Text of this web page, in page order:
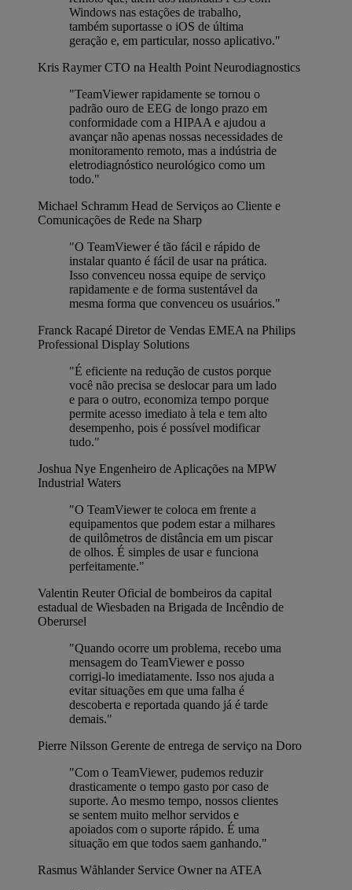
Windows nas estações de trabalho,
também suportasse o iOS de última
geração e, em particular, nosso aplicativo."
Kris Raymer CTO na Health Point Neurodiagnostics
"TeamViewer rapidamente se tornou o
padrão ouro de EEG de longo prazo em
conformidade com a HIPAA e ajudou a
avançar não apenas nossas necessidades de
monitoramento remoto, mas a indústria de
eletrodiagnóstico neurológico como um
todo."
Michael Schramm Head de Serviços ao Cliente e
Comunicações de Rede na Sharp
"O TeamViewer é tão fácil e rápido de
instalar quanto é fácil de usar na prática.
Isso convenceu nossa equipe de serviço
rapidamente e de forma sustentável da
mesma forma que convenceu os usuários."
Franck Racapé Diretor de Vendas EMEA na Philips
Professional Display Solutions
"É eficiente na redução de custos porque
você não precisa se deslocar para um lado
e para o outro, economiza tempo porque
permite acesso imediato à tela e tem alto
desempenho, pois é possível modificar
tudo."
Joshua Nye Engenheiro de Aplicações na MPW
Industrial Waters
"O TeamViewer te coloca em frente a
equipamentos que podem estar a milhares
de quilômetros de distância em um piscar
de olhos. É simples de usar e funciona
perfeitamente."
Valentin Reuter Oficial de bombeiros da capital
estadual de Wiesbaden na Brigada de Incêndio de
Oberursel
"Quando ocorre um problema, recebo uma
mensagem do TeamViewer e posso
corrigi-lo imediatamente. Isso nos ajuda a
evitar situações em que uma falha é
descoberta e reportada quando já é tarde
demais."
Pierre Nilsson Gerente de entrega de serviço na Doro
"Com o TeamViewer, pudemos reduzir
drasticamente o tempo gasto por caso de
suporte. Ao mesmo tempo, nossos clientes
se sentem muito melhor servidos e
apoiados com o suporte rápido. É uma
situação em que todos saem ganhando."
Rasmus Wåhlander Service Owner na ATEA